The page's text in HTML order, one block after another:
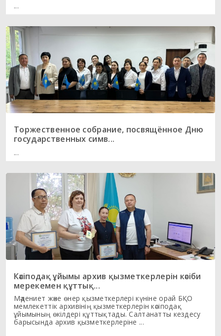
...
Торжественное собрание, посвящённое Дню
государственных симв...
...
Кәсіподақ ұйымы архив қызметкерлерін кәсіби
мерекемен құттық...
Мәдениет және өнер қызметкерлері күніне орай БҚО
мемлекеттік архивінің қызметкерлерін кәсіподақ
ұйымының өкілдері құттықтады. Салтанатты кездесу
барысында архив қызметкерлеріне ...